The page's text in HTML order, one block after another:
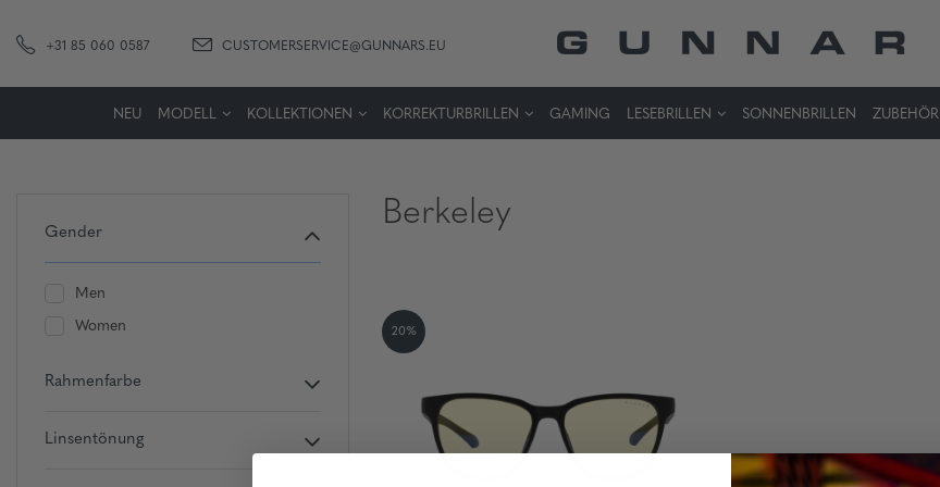
+31 85 060 0587 CUSTOMERSERVICE@GUNNARS.EU
NEU MODELL KOLLEKTIONEN KORREKTURBRILLEN GAMING LESEBRILLEN SONNENBRILLEN ZUBEHÖR
Gender
Men
Women
Rahmenfarbe
Linsentönung
Berkeley
20%